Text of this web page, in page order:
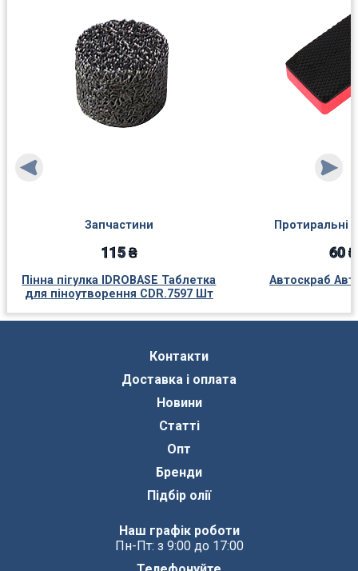
Запчастини
115 ₴
Пінна пігулка IDROBASE Таблетка
для піноутворення CDR.7597 Шт
Протиральні
60 ₴
Автоскраб
Контакти
Доставка і оплата
Новини
Статті
Опт
Бренди
Підбір олії
Наш графік роботи
Пн-Пт: з 9:00 до 17:00